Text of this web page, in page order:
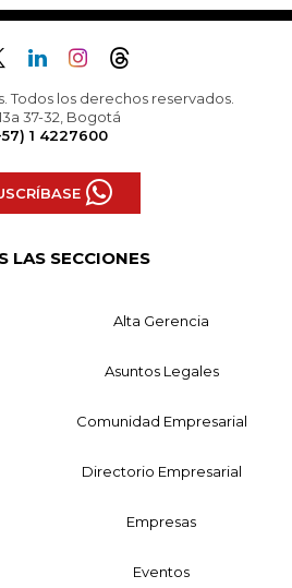
Todos los derechos reservados.
37-32, Bogotá
1 4227600
LAS SECCIONES
Alta Gerencia
Asuntos Legales
Comunidad Empresarial
Directorio Empresarial
Empresas
Eventos